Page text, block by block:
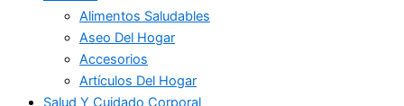
Alimentos Saludables
Aseo Del Hogar
Accesorios
Artículos Del Hogar
Salud Y Cuidado Corporal